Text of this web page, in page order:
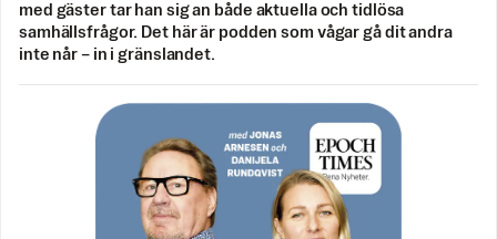
med gäster tar han sig an både aktuella och tidlösa
samhällsfrågor. Det här är podden som vågar gå dit andra
inte når – in i gränslandet.